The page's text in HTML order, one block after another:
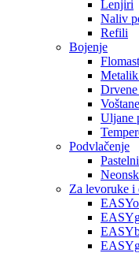
Lenjiri
Naliv
Refili
Bojenje
Uljane
Podvlačenje
Za levoruke i